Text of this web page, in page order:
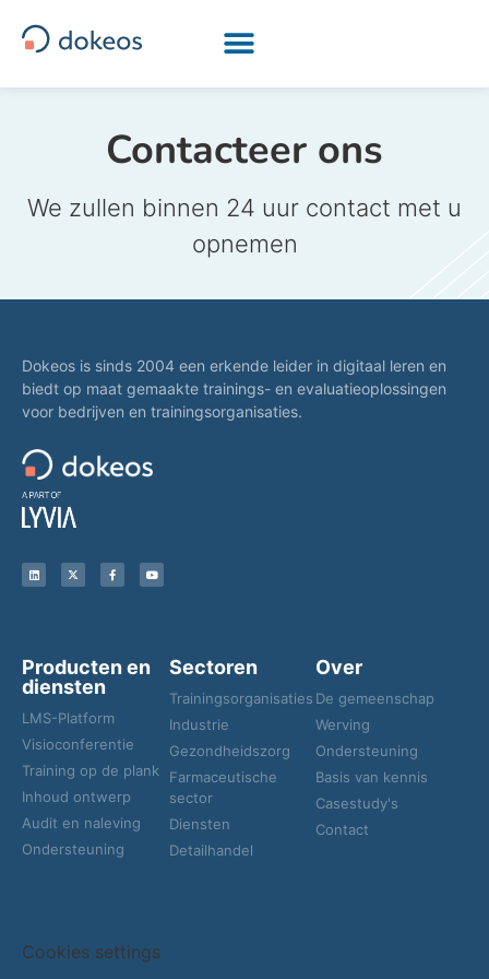
Contacteer ons
We zullen binnen 24 uur contact met u
opnemen
Dokeos is sinds 2004 een erkende leider in digitaal leren en
biedt op maat gemaakte trainings- en evaluatieoplossingen
voor bedrijven en trainingsorganisaties.
Producten en
diensten
LMS-Platform
Visioconferentie
Training op de plank
Inhoud ontwerp
Audit en naleving
Ondersteuning
Sectoren
Trainingsorganisaties
Industrie
Gezondheidszorg
Farmaceutische
sector
Diensten
Detailhandel
Over
De gemeenschap
Werving
Ondersteuning
Basis van kennis
Casestudy's
Contact
Cookies settings